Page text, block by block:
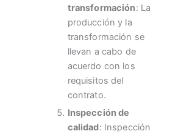
transformación: La
producción y la
transformación se
llevan a cabo de
acuerdo con los
requisitos del
contrato.
Inspección de
calidad: Inspección